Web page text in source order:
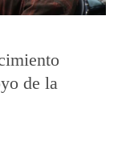
de la